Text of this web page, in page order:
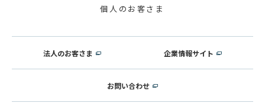
個人のお客さま
法人のお客さま 企業情報サイト
お問い合わせ